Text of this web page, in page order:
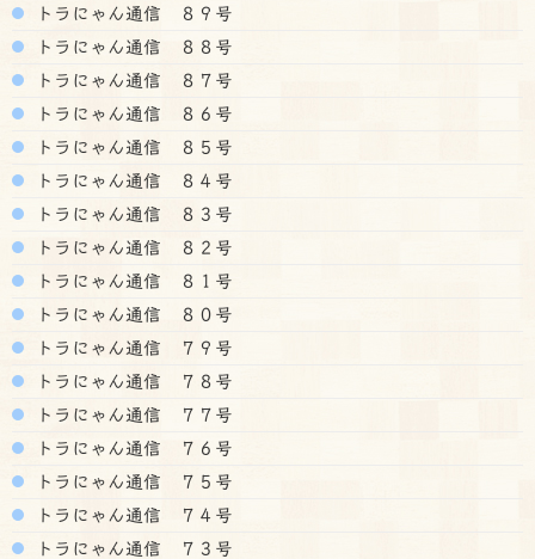
トラにゃん通信 ８９号
トラにゃん通信 ８８号
トラにゃん通信 ８７号
トラにゃん通信 ８６号
トラにゃん通信 ８５号
トラにゃん通信 ８４号
トラにゃん通信 ８３号
トラにゃん通信 ８２号
トラにゃん通信 ８１号
トラにゃん通信 ８０号
トラにゃん通信 ７９号
トラにゃん通信 ７８号
トラにゃん通信 ７７号
トラにゃん通信 ７６号
トラにゃん通信 ７５号
トラにゃん通信 ７４号
トラにゃん通信 ７３号